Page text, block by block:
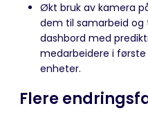
Økt bruk av kamera
dem til samarbeid og
dashbord med
medarbeidere i
enheter.
Flere